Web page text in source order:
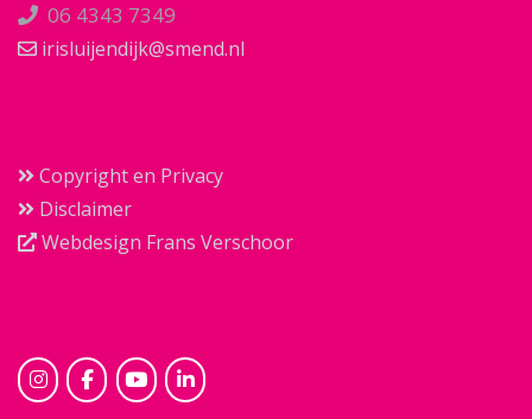
06 4343 7349
irisluijendijk@smend.nl
Copyright en Privacy
Disclaimer
Webdesign Frans Verschoor